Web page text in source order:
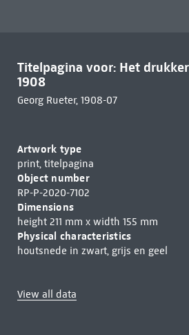
Titelpagina voor: Het
1908
Georg Rueter, 1908-07
Artwork type
print, titelpagina
Object number
RP-P-2020-7102
Dimensions
height 211 mm x width 155 mm
Physical characteristics
houtsnede in zwart, grijs en geel
View all data